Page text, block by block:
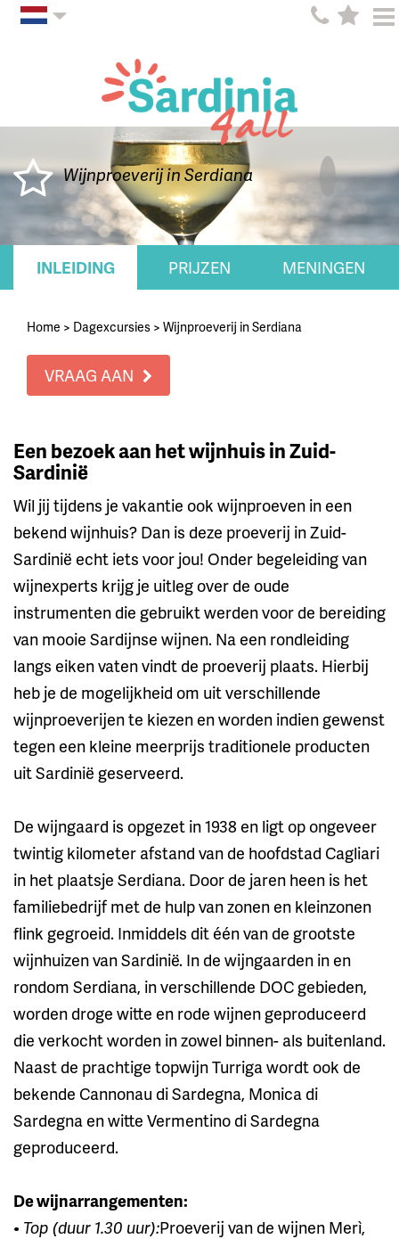
Wijnproeverij in Serdiana
INLEIDING PRIJZEN MENINGEN
Home > Dagexcursies > Wijnproeverij in Serdiana
VRAAG AAN
Een bezoek aan het wijnhuis in Zuid-
Sardinië
Wil jij tijdens je vakantie ook wijnproeven in een
bekend wijnhuis? Dan is deze proeverij in Zuid-
Sardinië echt iets voor jou! Onder begeleiding van
wijnexperts krijg je uitleg over de oude
instrumenten die gebruikt werden voor de bereiding
van mooie Sardijnse wijnen. Na een rondleiding
langs eiken vaten vindt de proeverij plaats. Hierbij
heb je de mogelijkheid om uit verschillende
wijnproeverijen te kiezen en worden indien gewenst
tegen een kleine meerprijs traditionele producten
uit Sardinië geserveerd.
De wijngaard is opgezet in 1938 en ligt op ongeveer
twintig kilometer afstand van de hoofdstad Cagliari
in het plaatsje Serdiana. Door de jaren heen is het
familiebedrijf met de hulp van zonen en kleinzonen
flink gegroeid. Inmiddels dit één van de grootste
wijnhuizen van Sardinië. In de wijngaarden in en
rondom Serdiana, in verschillende DOC gebieden,
worden droge witte en rode wijnen geproduceerd
die verkocht worden in zowel binnen- als buitenland.
Naast de prachtige topwijn Turriga wordt ook de
bekende Cannonau di Sardegna, Monica di
Sardegna en witte Vermentino di Sardegna
geproduceerd.
De wijnarrangementen:
• Top (duur 1.30 uur):Proeverij van de wijnen Merì,